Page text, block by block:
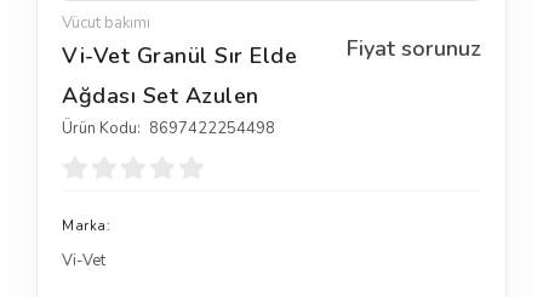
Vücut bakımı
Fiyat sorunuz
Vi-Vet Granül Sır Elde
Ağdası Set Azulen
Ürün Kodu: 8697422254498
Marka:
Vi-Vet